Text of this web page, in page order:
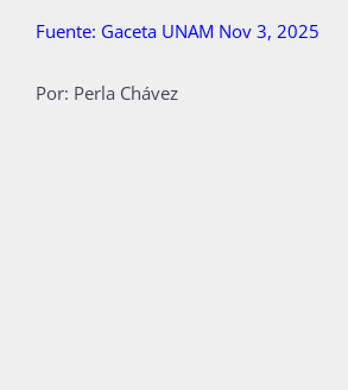
Fuente: Gaceta UNAM Nov 3, 2025
Por: Perla Chávez